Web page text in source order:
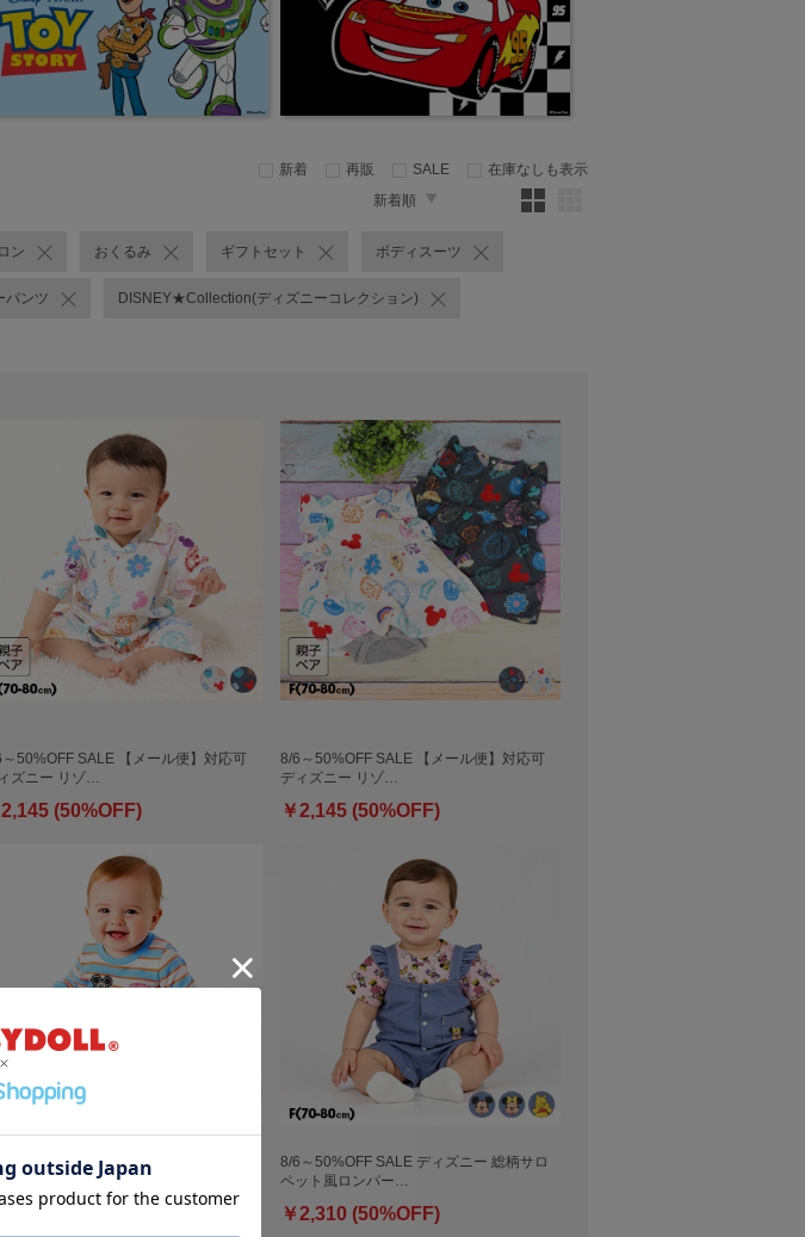
新着 再販 SALE
在庫なしも表示
新着順
ン おくるみ ギフトセット ボディスーツ
パンツ DISNEY★Collection(ディズニーコレクション)
50%OFF SALE 【メール便】対応可
ズニー リゾ…
2,145 (50%OFF)
8/6～50%OFF SALE 【メール便】対応可
ディズニー リゾ…
￥2,145 (50%OFF)
50%OFF SALE ディズニー ワッペン
ボーダー柄ロン…
2,310 (50%OFF)
8/6～50%OFF SALE ディズニー 総柄サロ
ペット風ロンパー…
￥2,310 (50%OFF)